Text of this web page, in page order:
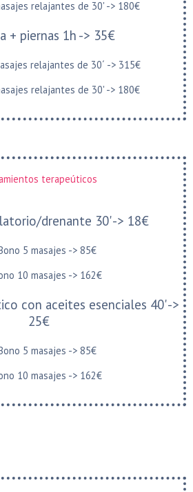
relajantes de 30' -> 180€
+ piernas 1h -> 35€
relajantes de 30´ -> 315€
relajantes de 30' -> 180€
terapeúticos
drenante 30' -> 18€
5 masajes -> 85€
10 masajes -> 162€
con aceites esenciales 40' ->
25€
5 masajes -> 85€
10 masajes -> 162€